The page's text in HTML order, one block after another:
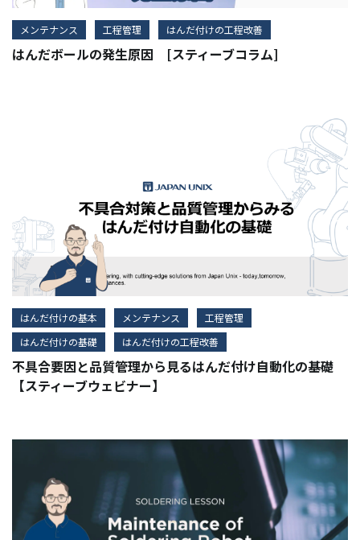
メンテナンス 工程管理 はんだ付けの工程改善
はんだボールの発生原因 [スティーブコラム]
はんだ付けの基本 メンテナンス
工程管理
はんだ付けの基礎
はんだ付けの工程改善
不具合要因と品質管理から見るはんだ付け自動化の基礎
【スティーブウェビナー】